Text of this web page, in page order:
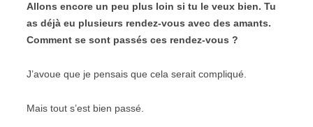
Allons encore un peu plus loin si tu le veux bien. Tu
as déjà eu plusieurs rendez-vous avec des amants.
Comment se sont passés ces rendez-vous ?
J’avoue que je pensais que cela serait compliqué.
Mais tout s’est bien passé.